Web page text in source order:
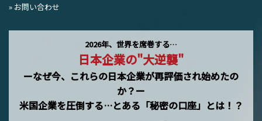
» お問い合わせ
2026年、世界を席巻する…
日本企業の"大逆襲"
ーなぜ今、これらの日本企業が再評価され始めたの
か？ー
米国企業を圧倒する…とある「秘密の口座」とは！？